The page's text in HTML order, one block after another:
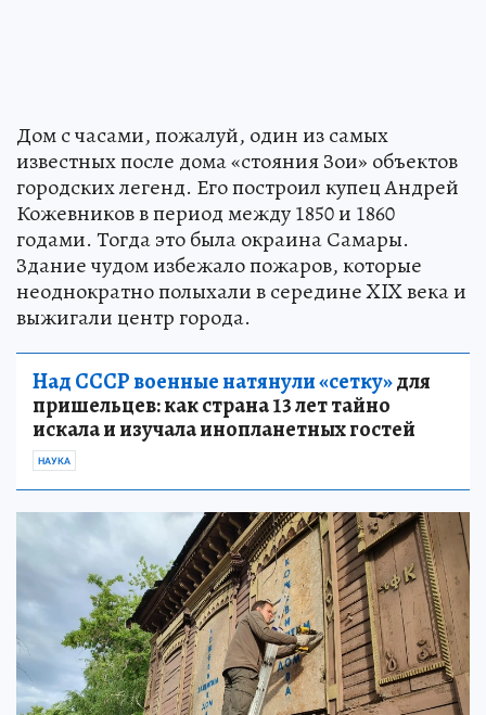
Дом с часами, пожалуй, один из самых
известных после дома «стояния Зои» объектов
городских легенд. Его построил купец Андрей
Кожевников в период между 1850 и 1860
годами. Тогда это была окраина Самары.
Здание чудом избежало пожаров, которые
неоднократно полыхали в середине XIX века и
выжигали центр города.
Над СССР военные натянули «сетку»для
пришельцев: как страна 13 лет тайно
искала и изучала инопланетных гостей
НАУКА